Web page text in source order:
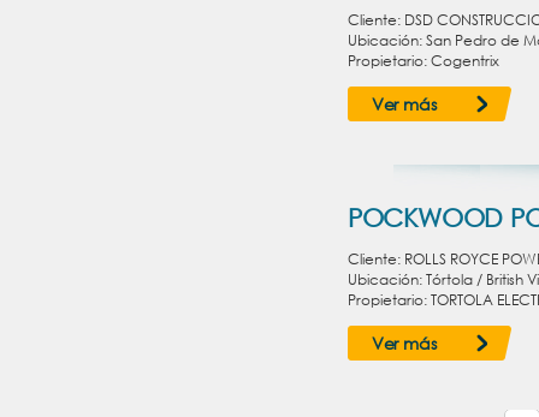
Cliente: DSD
Ubicación: San Pedro de
Propietario: Cogentrix
Ver más
POCKWOOD
Cliente: ROLLS ROYCE
Ubicación: Tórtola / British
Propietario: TORTOLA
Ver más